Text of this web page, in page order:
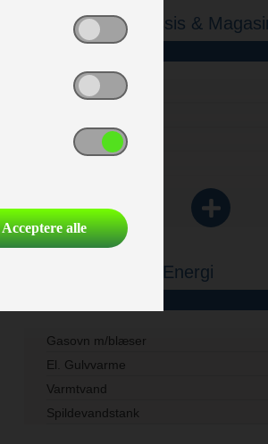
Karrosseri, Chassis &
Alufælge
Cykelstativ
Myggenet
Serviceklap
Vand - Varme & Energi
Gasovn m/blæser
El. Gulvvarme
Varmtvand
Spildevandstank
Acceptere alle